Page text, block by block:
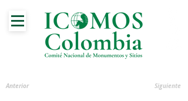
Anterior Siguiente